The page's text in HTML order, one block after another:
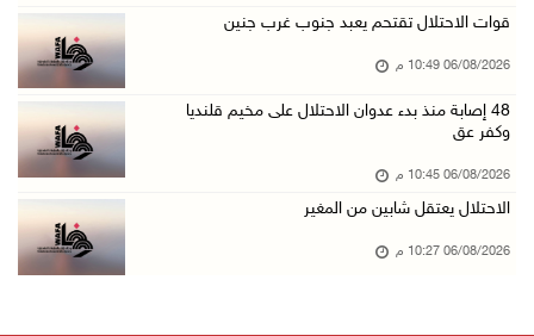
رابطة العالم الإسلامي تدين تواصل انتهاكات الا ...
اليونيسف: استشهاد 300 طفل منذ وقف إطلاق النار ...
قوات الاحتلال تقتحم يعبد جنوب غرب جنين
06/08/2026 10:49 م
48 إصابة منذ بدء عدوان الاحتلال على مخيم قلنديا
وكفر عق
06/08/2026 10:45 م
الاحتلال يعتقل شابين من المغير
06/08/2026 10:27 م